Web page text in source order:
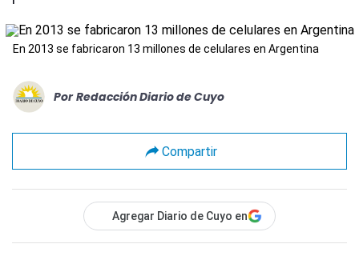
En 2013 se fabricaron 13 millones de celulares en Argentina
Por Redacción Diario de Cuyo
Compartir
Agregar Diario de Cuyo en